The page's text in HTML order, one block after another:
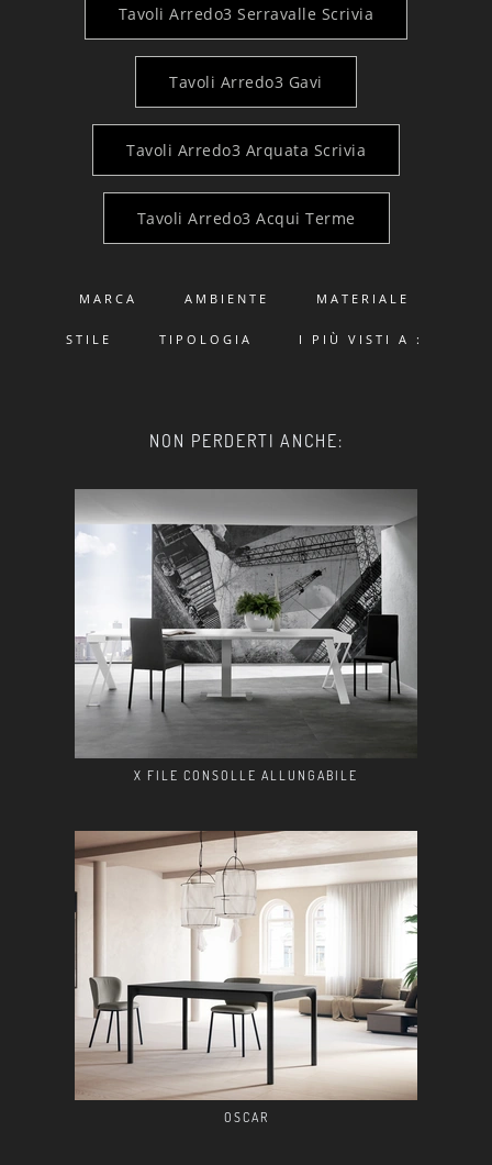
Tavoli Arredo3 Serravalle Scrivia
Tavoli Arredo3 Gavi
Tavoli Arredo3 Arquata Scrivia
Tavoli Arredo3 Acqui Terme
MARCA AMBIENTE MATERIALE
STILE TIPOLOGIA I PIÙ VISTI A :
NON PERDERTI ANCHE:
X FILE CONSOLLE ALLUNGABILE
OSCAR